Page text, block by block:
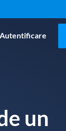
Autentificare
un